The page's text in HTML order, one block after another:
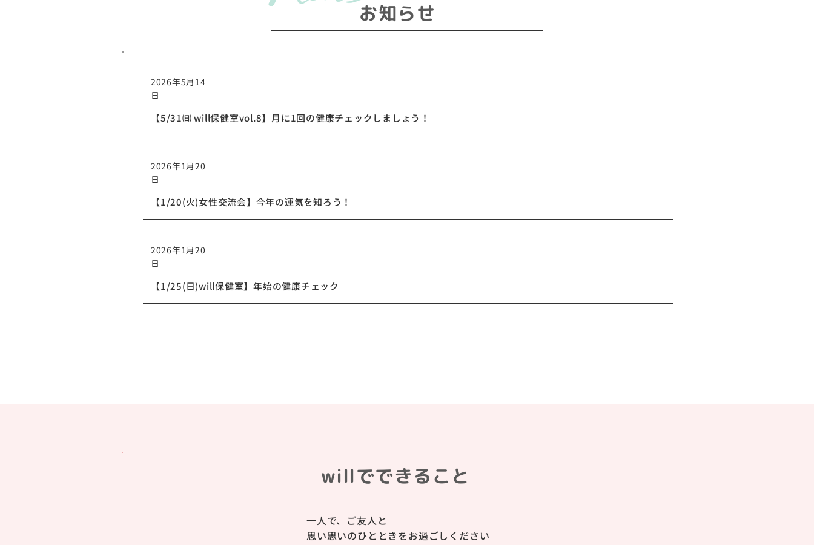
お知らせ
2026年5月14
日
【5/31㈰ will保健室vol.8】月に1回の健康チェックしましょう！
2026年1月20
日
【1/20(火)女性交流会】今年の運気を知ろう！
2026年1月20
日
【1/25(日)will保健室】年始の健康チェック
willでできること
一人で、ご友人と
思い思いのひとときをお過ごしください